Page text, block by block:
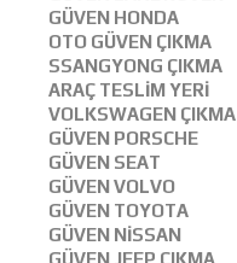
GÜVEN HONDA
OTO GÜVEN ÇIKMA
SSANGYONG ÇIKMA
ARAÇ TESLİM YERİ
VOLKSWAGEN ÇIKMA
GÜVEN PORSCHE
GÜVEN SEAT
GÜVEN VOLVO
GÜVEN TOYOTA
GÜVEN NİSSAN